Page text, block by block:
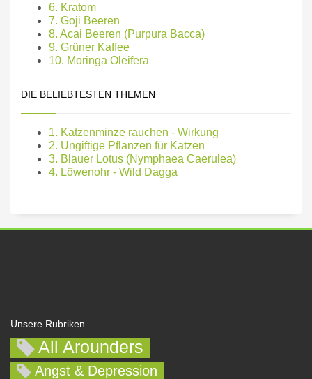
6. Kratom
7. Goji Beeren
8. Acai Beeren (Purpura Bacca)
9. Grüner Kaffee
10. Moringa Oleifera
DIE BELIEBTESTEN THEMEN
1. Katzenminze rauchen - Wirkung
2. Ungiftige Pflanzen für Katzen
3. Blauer Lotus (Nymphaea Caerulea)
4. Löwenohr - Wild Dagga
Unsere Rubriken
All Arounders
Angst & Depression